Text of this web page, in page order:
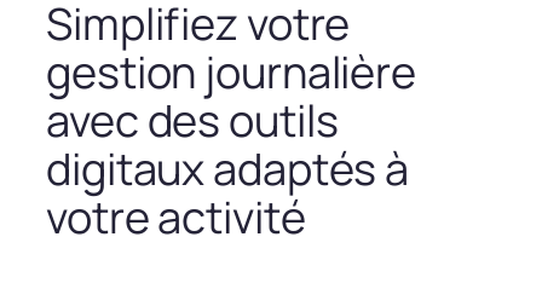
Simplifiez votre
gestion journalière
avec des outils
digitaux adaptés à
votre activité